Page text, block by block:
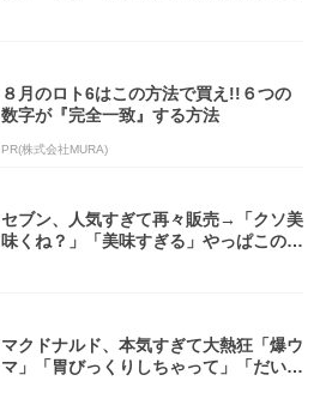
８月のロト6はこの方法で買え!!６つの
数字が『完全一致』する方法
PR(株式会社MURA)
セブン、人気すぎて再々販売→「クソ美
味くね？」「美味すぎる」やっぱこのク
マクドナルド、本気すぎて大熱狂「爆ウ
マ」「胃びっくりしちゃって」「だいぶ